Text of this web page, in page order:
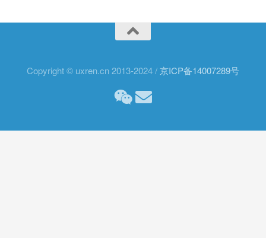
Copyright © uxren.cn 2013-2024 /京ICP备14007289号